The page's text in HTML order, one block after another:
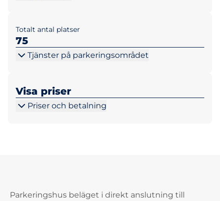
Totalt antal platser
75
Tjänster på parkeringsområdet
Visa priser
Priser och betalning
Parkeringshus beläget i direkt anslutning till